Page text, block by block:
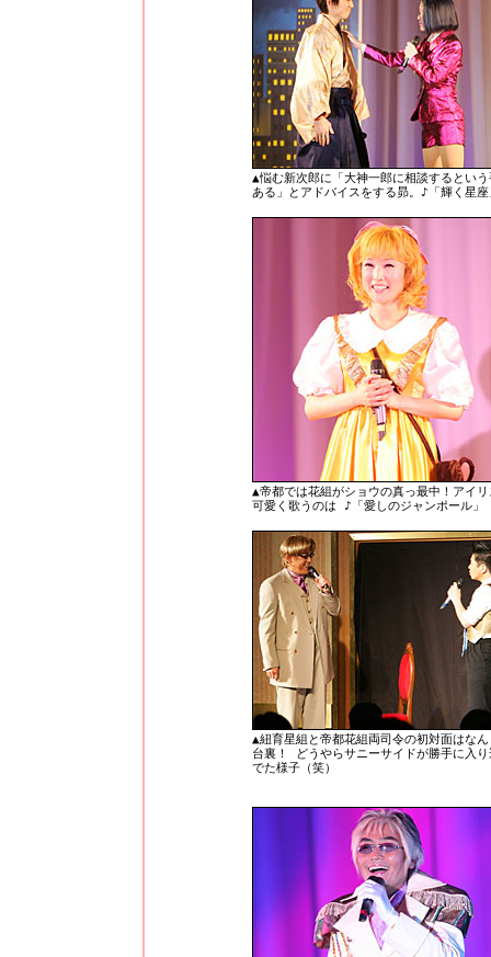
▲悩む新次郎に「大神一郎に相談するとい
ある」とアドバイスをする昴。♪「輝く星座
▲帝都では花組がショウの真っ最中！アイ
可愛く歌うのは ♪「愛しのジャンポール」
▲紐育星組と帝都花組両司令の初対面はな
台裏！ どうやらサニーサイドが勝手に入り
でた様子（笑）